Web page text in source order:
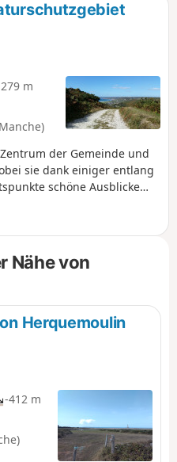
m
der Gemeinde und
sie dank einiger entlang
schöne Ausblicke
Nähe von
Herquemoulin
-412 m